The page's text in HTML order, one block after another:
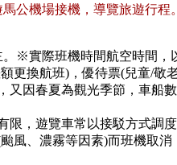
公機場接機，導覽旅遊行程
。※實際班機時間航空時間，
更換航班)，優待票(兒童/敬
又因春夏為觀光季節，車船
限，遊覽車常以接駁方式調
風、濃霧等因素)而班機取